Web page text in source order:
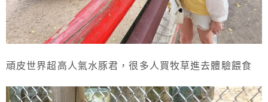
頑皮世界超高人氣水豚君，很多人買牧草進去體驗餵食